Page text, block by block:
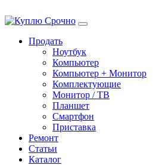
Продать
Ноутбук
Компьютер
Компьютер + Монитор
Комплектующие
Монитор / ТВ
Планшет
Смартфон
Приставка
Ремонт
Статьи
Каталог